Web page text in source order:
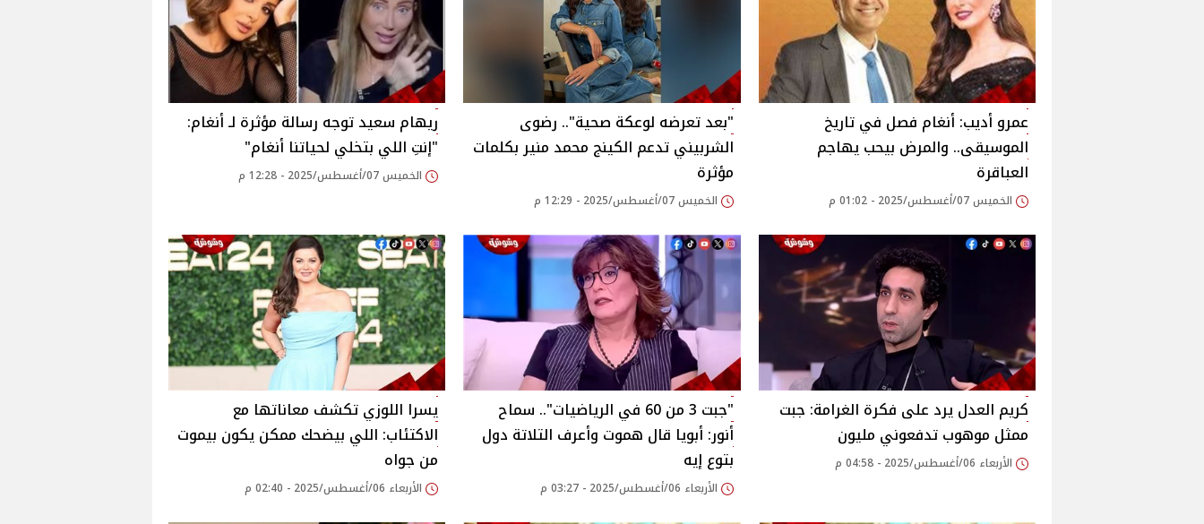
عمرو أديب: أنغام فصل في تاريخ
الموسيقى.. والمرض بيحب يهاجم
العباقرة
الخميس 07/أغسطس/2025 - 01:02 م
"بعد تعرضه لوعكة صحية".. رضوى
الشربيني تدعم الكينج محمد منير بكلمات
مؤثرة
الخميس 07/أغسطس/2025 - 12:29 م
ريهام سعيد توجه رسالة مؤثرة لـ أنغام:
"إنتِ اللي بتخلي لحياتنا أنغام"
الخميس 07/أغسطس/2025 - 12:28 م
كريم العدل يرد على فكرة الغرامة: جبت
ممثل موهوب تدفعوني مليون
الأربعاء 06/أغسطس/2025 - 04:58 م
"جبت 3 من 60 في الرياضيات".. سماح
أنور: أبويا قال هموت وأعرف التلاتة دول
بتوع إيه‎
الأربعاء 06/أغسطس/2025 - 03:27 م
يسرا اللوزي تكشف معاناتها مع
الاكتئاب: اللي بيضحك ممكن يكون بيموت
من جواه‎
الأربعاء 06/أغسطس/2025 - 02:40 م